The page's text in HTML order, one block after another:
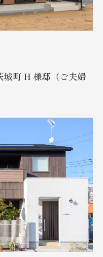
町 H 様邸（ご夫婦